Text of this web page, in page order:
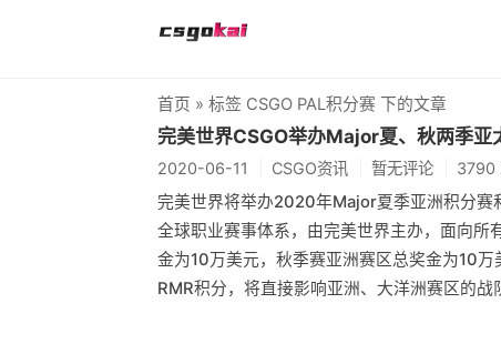
首页 » 标签 CSGO PAL积分赛 下的文章
完美世界CSGO举办Major夏、秋两季亚
2020-06-11 CSGO资讯 暂无评论 3790
完美世界将举办2020年Major夏季亚洲积分赛
全球职业赛事体系，由完美世界主办，面向所
金为10万美元，秋季赛亚洲赛区总奖金为10
RMR积分，将直接影响亚洲、大洋洲赛区的